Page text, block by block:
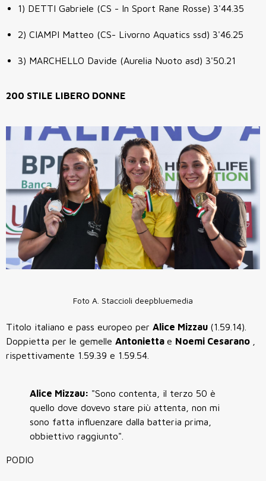
1) DETTI Gabriele (CS - In Sport Rane Rosse) 3'44.35
2) CIAMPI Matteo (CS- Livorno Aquatics ssd) 3'46.25
3) MARCHELLO Davide (Aurelia Nuoto asd) 3'50.21
200 STILE LIBERO DONNE
Foto A. Staccioli deepbluemedia
Titolo italiano e pass europeo per Alice Mizzau (1.59.14).
Doppietta per le gemelle Antonietta e Noemi Cesarano
rispettivamente 1.59.39 e 1.59.54.
Alice Mizzau: "Sono contenta, il terzo 50 è
quello dove dovevo stare più attenta, non mi
sono fatta influenzare dalla batteria prima,
obbiettivo raggiunto".
PODIO